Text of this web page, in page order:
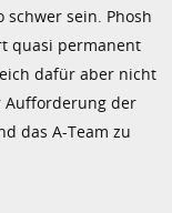
sein. Phosh
quasi permanent
dafür aber nicht
Aufforderung der
das A-Team zu